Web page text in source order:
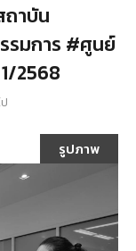
ถาบัน
รมการ #ศูนย์
2568
รูปภาพ